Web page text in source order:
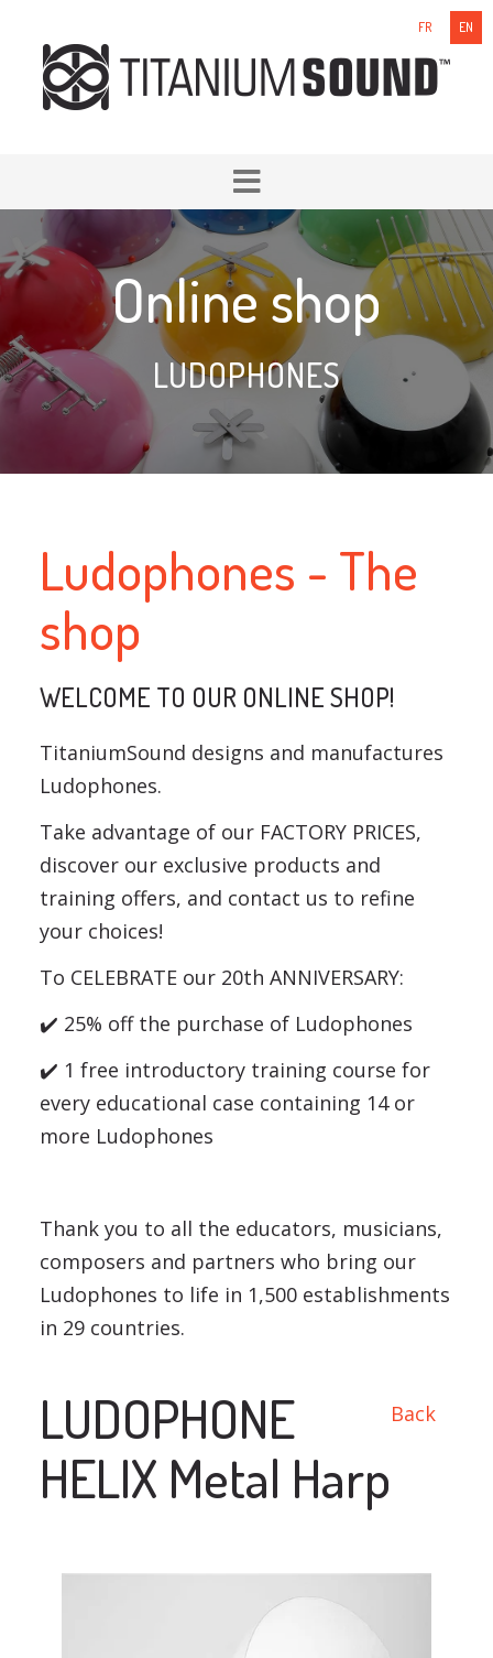
FR EN
Online shop
LUDOPHONES
Ludophones - The
shop
WELCOME TO OUR ONLINE SHOP!
TitaniumSound designs and manufactures
Ludophones.
Take advantage of our FACTORY PRICES,
discover our exclusive products and
training offers, and contact us to refine
your choices!
To CELEBRATE our 20th ANNIVERSARY:
✔️ 25% off the purchase of Ludophones
✔️ 1 free introductory training course for
every educational case containing 14 or
more Ludophones
Thank you to all the educators, musicians,
composers and partners who bring our
Ludophones to life in 1,500 establishments
in 29 countries.
Back
LUDOPHONE
HELIX Metal Harp